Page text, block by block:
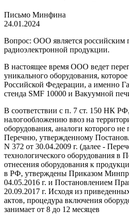
Письмо Минфина
24.01.2024
Вопрос: ООО является российским
радиоэлектронной продукции.
В настоящее время ООО ведет
уникального оборудования,
Российской Федерации, а именно
стенда SMF 10000 и Вакуумной
В соответствии с п. 7 ст. 150 НК
налогообложению ввоз на
оборудования, аналоги которого
Перечню, утвержденному
N 372 от 30.04.2009 г. (далее -
технологического оборудования в
отнесения оборудования к
в РФ, утверждены Приказом
04.05.2016 г. и Постановлением
20.09.2017 г. Исходя из
актов, процедура включения
занимает от 8 до 12 месяцев